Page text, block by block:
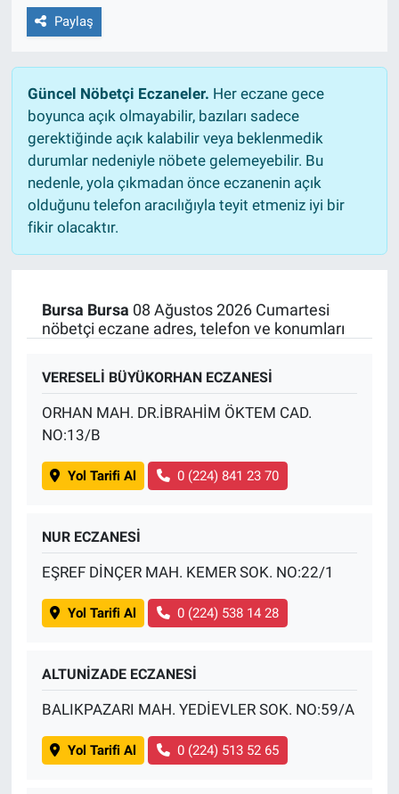
Paylaş
Güncel Nöbetçi Eczaneler. Her eczane gece
boyunca açık olmayabilir, bazıları sadece
gerektiğinde açık kalabilir veya beklenmedik
durumlar nedeniyle nöbete gelemeyebilir. Bu
nedenle, yola çıkmadan önce eczanenin açık
olduğunu telefon aracılığıyla teyit etmeniz iyi bir
fikir olacaktır.
Bursa Bursa 08 Ağustos 2026 Cumartesi
nöbetçi eczane adres, telefon ve konumları
VERESELİ BÜYÜKORHAN ECZANESİ
ORHAN MAH. DR.İBRAHİM ÖKTEM CAD.
NO:13/B
Yol Tarifi Al 0 (224) 841 23 70
NUR ECZANESİ
EŞREF DİNÇER MAH. KEMER SOK. NO:22/1
Yol Tarifi Al 0 (224) 538 14 28
ALTUNİZADE ECZANESİ
BALIKPAZARI MAH. YEDİEVLER SOK. NO:59/A
Yol Tarifi Al 0 (224) 513 52 65